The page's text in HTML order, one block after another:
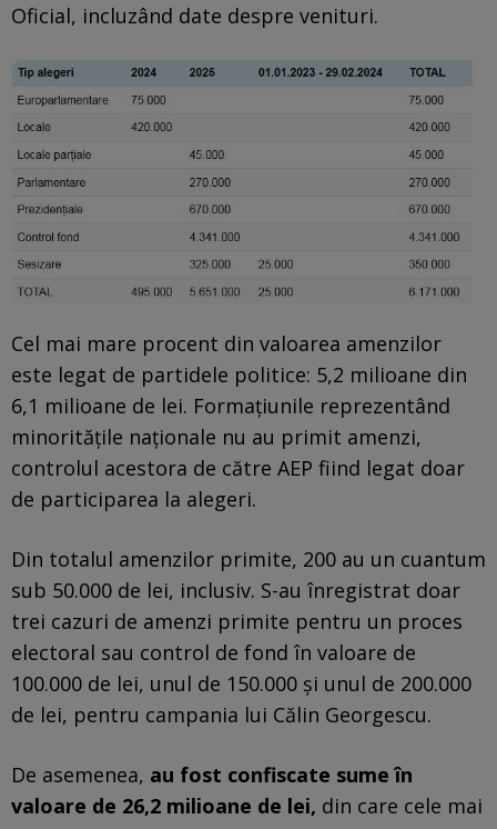
Oficial, incluzând date despre venituri.
Cel mai mare procent din valoarea amenzilor
este legat de partidele politice: 5,2 milioane din
6,1 milioane de lei. Formațiunile reprezentând
minoritățile naționale nu au primit amenzi,
controlul acestora de către AEP fiind legat doar
de participarea la alegeri.
Din totalul amenzilor primite, 200 au un cuantum
sub 50.000 de lei, inclusiv. S-au înregistrat doar
trei cazuri de amenzi primite pentru un proces
electoral sau control de fond în valoare de
100.000 de lei, unul de 150.000 și unul de 200.000
de lei, pentru campania lui Călin Georgescu.
De asemenea, au fost confiscate sume în
valoare de 26,2 milioane de lei, din care cele mai